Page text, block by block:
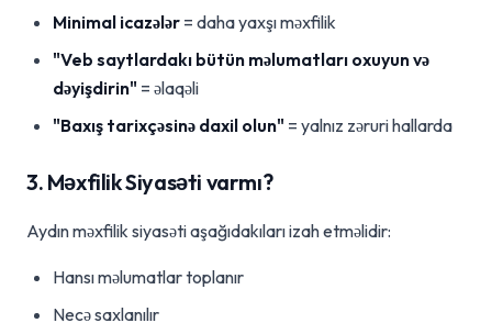
Minimal icazələr = daha yaxşı məxfilik
"Veb saytlardakı bütün məlumatları oxuyun və
dəyişdirin" = əlaqəli
"Baxış tarixçəsinə daxil olun" = yalnız zəruri hallarda
3. Məxfilik Siyasəti varmı?
Aydın məxfilik siyasəti aşağıdakıları izah etməlidir:
Hansı məlumatlar toplanır
Necə saxlanılır